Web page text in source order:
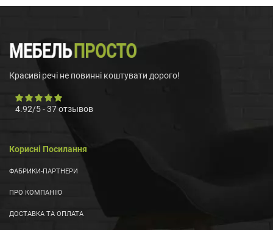
Красиві речі не повинні коштувати дорого!
4.92/5-37отзывов
Корисні Посилання
ФАБРИКИ-ПАРТНЕРИ
ПРО КОМПАНІЮ
ДОСТАВКА ТА ОПЛАТА